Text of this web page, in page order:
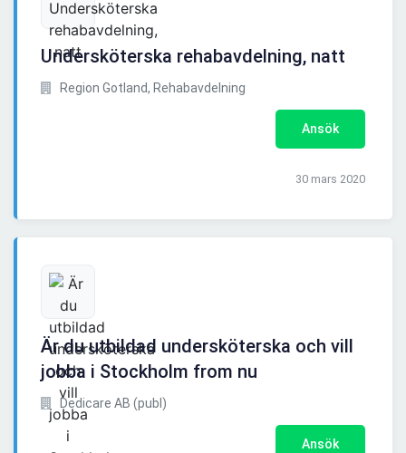
Undersköterska rehabavdelning, natt
Region Gotland, Rehabavdelning
Ansök
30 mars 2020
Är du utbildad undersköterska och vill
jobba i Stockholm from nu
Dedicare AB (publ)
Ansök